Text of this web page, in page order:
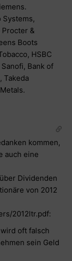
Systems,
&
Boots
HSBC
Bank of
Takeda
kommen,
auch eine
Dividenden
von 2012
2012ltr.pdf:
oft falsch
sein Geld